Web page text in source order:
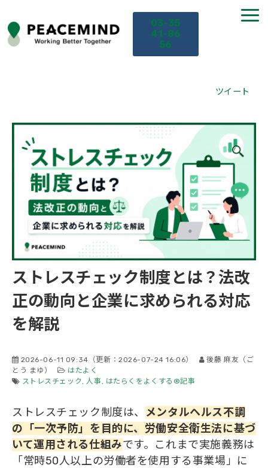
03-35
41-86
56
課題から探す
セミナー
お役立ち情報
導入事例
ツイート
ストレスチェック制度とは？法改
正の動向と企業に求められる対応
を解説
2026-06-11 09:34 （更新：2026-07-24 16:06）
後藤 麻友（ご
とう まゆ）
はたよく
ストレスチェック
人事 はたらくをよくする®記事
ストレスチェック制度は、 メンタルヘルス不調
の「一次予防」を目的に、労働安全衛生法に基づ
いて運用される仕組みです。これまで実施義務は
「常時50人以上の労働者を使用する事業場」に